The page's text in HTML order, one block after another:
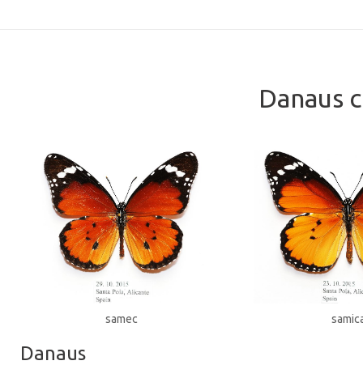
Danaus
samec
Danaus